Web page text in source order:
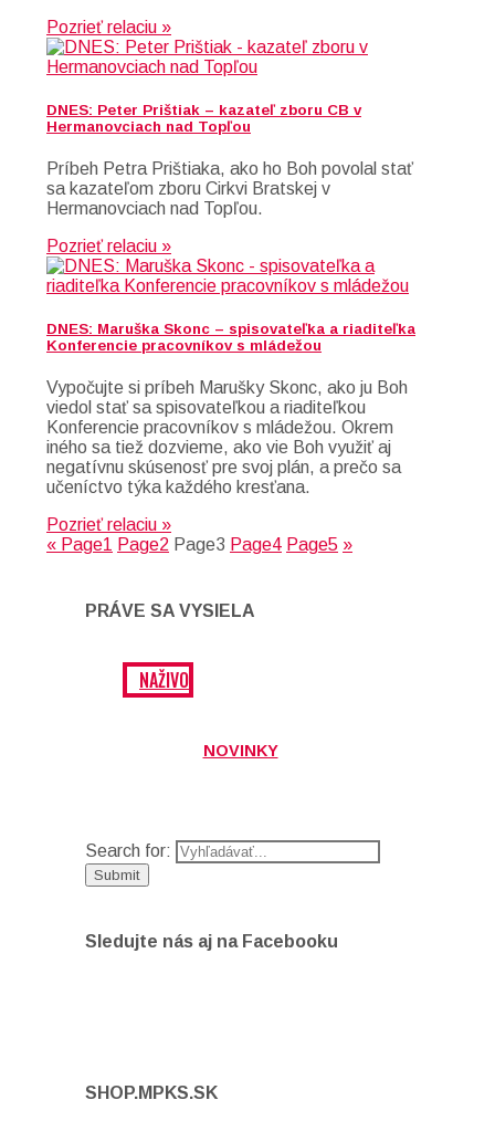
Pozrieť relaciu »
DNES: Peter Prištiak – kazateľ zboru CB v
Hermanovciach nad Topľou
Príbeh Petra Prištiaka, ako ho Boh povolal stať
sa kazateľom zboru Cirkvi Bratskej v
Hermanovciach nad Topľou.
Pozrieť relaciu »
DNES: Maruška Skonc – spisovateľka a riaditeľka
Konferencie pracovníkov s mládežou
Vypočujte si príbeh Marušky Skonc, ako ju Boh
viedol stať sa spisovateľkou a riaditeľkou
Konferencie pracovníkov s mládežou. Okrem
iného sa tiež dozvieme, ako vie Boh využiť aj
negatívnu skúsenosť pre svoj plán, a prečo sa
učeníctvo týka každého kresťana.
Pozrieť relaciu »
« Page1 Page2 Page3 Page4 Page5 »
PRÁVE SA VYSIELA
NAŽIVO
NOVINKY
Search for:
Sledujte nás aj na Facebooku
SHOP.MPKS.SK